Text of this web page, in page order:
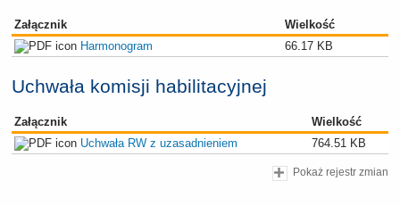
Załącznik
Wielkość
Harmonogram
66.17 KB
Uchwała komisji habilitacyjnej
Załącznik
Wielkość
Uchwała RW z uzasadnieniem
764.51 KB
Pokaż rejestr zmian